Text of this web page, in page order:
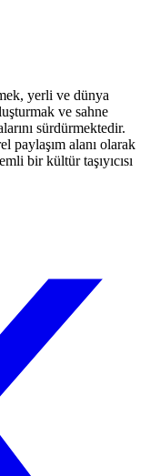
yerli ve dünya
ve sahne
sürdürmektedir.
paylaşım alanı olarak
bir kültür taşıyıcısı